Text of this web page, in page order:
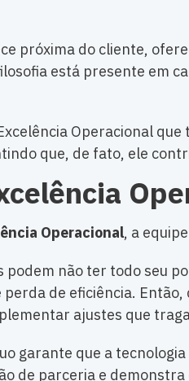
próxima do cliente,
está presente em
Operacional
que, de fato, ele
Operacional, a
podem não ter todo seu
perda de eficiência.
ajustes que
garante que a
de parceria e